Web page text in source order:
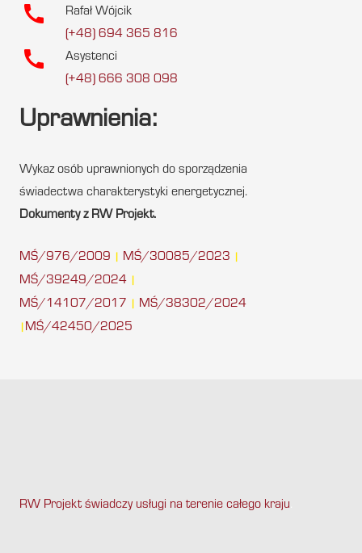
call
Rafał Wójcik
(+48) 694 365 816
call
Asystenci
(+48) 666 308 098
Uprawnienia:
Wykaz osób uprawnionych do sporządzenia
świadectwa charakterystyki energetycznej.
Dokumenty z RW Projekt.
MŚ/976/2009 MŚ/30085/2023
MŚ/39249/2024
MŚ/14107/2017 MŚ/38302/2024
MŚ/42450/2025
RW Projekt świadczy usługi na terenie całego kraju